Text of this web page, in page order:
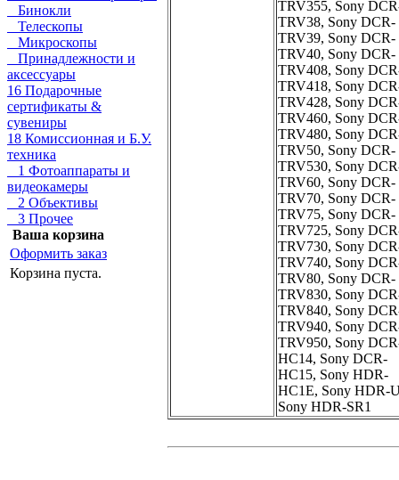
Бинокли
Телескопы
Микроскопы
Принадлежности и
аксессуары
16 Подарочные
сертификаты &
сувениры
18 Комиссионная и Б.У.
техника
1 Фотоаппараты и
видеокамеры
2 Объективы
3 Прочее
Ваша корзина
Оформить заказ
Корзина пуста.
TRV355, Sony
TRV38, Sony DCR-
TRV39, Sony DCR-
TRV40, Sony DCR-
TRV408, Sony
TRV418, Sony
TRV428, Sony
TRV460, Sony
TRV480, Sony
TRV50, Sony DCR-
TRV530, Sony
TRV60, Sony DCR-
TRV70, Sony DCR-
TRV75, Sony DCR-
TRV725, Sony
TRV730, Sony
TRV740, Sony
TRV80, Sony DCR-
TRV830, Sony
TRV840, Sony
TRV940, Sony
TRV950, Sony
HC14, Sony DCR-
HC15, Sony HDR-
HC1E, Sony HDR-
Sony HDR-SR1